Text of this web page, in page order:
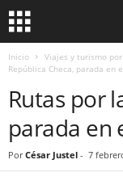
Inicio Viajes y turismo
República Checa, parada en
Rutas por
parada en
Por César Justel - 7